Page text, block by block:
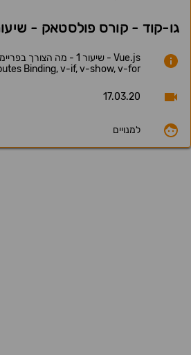
גו-קוד - קורס פולסטאק - שיעור
Binding, v-if, v-show, v-for
17.03.20
למנויים